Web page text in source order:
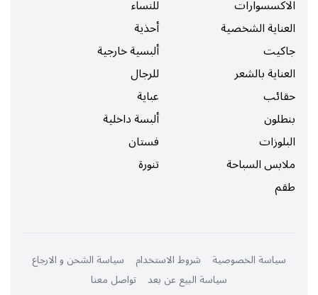
الاكسسوارات
للنساء
العناية الشخصية
أحذية
جاكيت
ألبسية خارجية
العناية بالشعر
للرجال
حقائب
عباية
بنطلون
ألبسة داخلية
البلوزات
فستان
ملابس السباحة
تنورة
طقم
سياسة الخصوصية شروط الاستخدام
سياسة الشحن و الارجاع
سياسة البيع عن بعد تواصل معنا